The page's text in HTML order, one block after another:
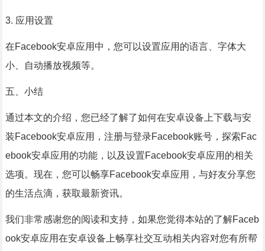
3. 应用设置
在Facebook安卓应用中，您可以设置应用的语言、字体大
小、自动播放视频等。
五、小结
通过本文的介绍，您已经了解了如何在安卓设备上下载与安
装Facebook安卓应用，注册与登录Facebook账号，探索Fac
ebook安卓应用的功能，以及设置Facebook安卓应用的相关
选项。现在，您可以畅享Facebook安卓应用，与好友分享您
的生活点滴，获取最新资讯。
我们非常感谢您的阅读和支持，如果您觉得本站的了解Faceb
ook安卓应用在安卓设备上畅享社交互动相关内容对您有所帮